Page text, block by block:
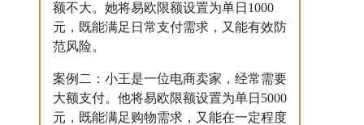
额不大。她将易欧限额设置为单日1000
元，既能满足日常支付需求，又能有效防
范风险。
案例二：小王是一位电商卖家，经常需要
大额支付。他将易欧限额设置为单日5000
元，既能满足购物需求，又能在一定程度